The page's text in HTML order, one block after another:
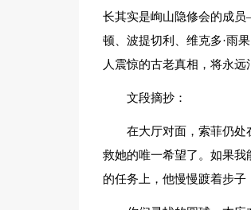
长其实是峋山隐修会的成
顿、波提切利、维克多·雨
人震惊的古老真相，将永远
文段摘抄：
在大厅对面，索菲仍处
救她的唯一希望了。如果
的任务上，他慢慢踱着步子